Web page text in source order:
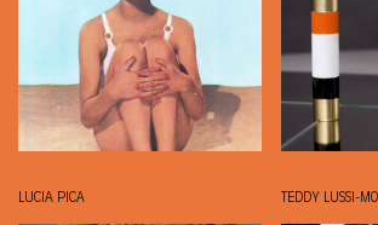
LUCIA PICA TEDDY LUSSI-